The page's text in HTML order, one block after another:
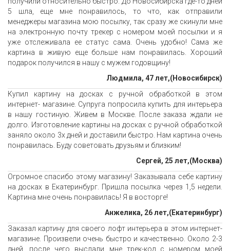
5 шла, еще мне понравилось, то что, как отправили
менеджеры магазина мою посылку, так сразу же скинули мне
на электронную почту трекер с номером моей посылки и я
уже отслеживала ее статус сама. Очень удобно! Сама же
картина в живую еще больше нам понравилась. Хороший
подарок получился в нашу с мужем годовщину!
Людмила, 47 лет,(Новосибирск)
Купил картину на досках с ручной обработкой в этом
интернет- магазине. Супруга попросила купить для интерьера
в нашу гостиную. Живем в Москве. После заказа ждали не
долго. Изготовление картины на досках с ручной обработкой
заняло около 3х дней и доставили быстро. Нам картина очень
понравилась. Буду советовать друзьям и близким!
Сергей, 25 лет,(Москва)
Огромное спасибо этому магазину! Заказывала себе картину
на досках в Екатеринбург. Пришла посылка через 1,5 недели.
Картина мне очень понравилась! Я в восторге!
Анжелика, 26 лет,(Екатеринбург)
Заказал картину для своего лофт интерьера в этом интернет-
магазине. Произвели очень быстро и качественно. Около 2-3
дней, после чего выслали мне трек-код с номером моей